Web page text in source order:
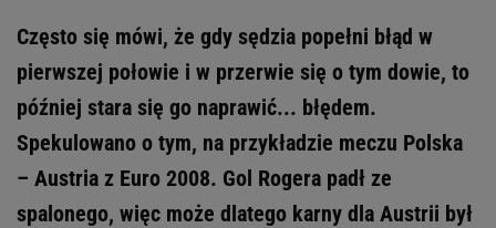
Często się mówi, że gdy sędzia popełni błąd w
pierwszej połowie i w przerwie się o tym dowie, to
później stara się go naprawić... błędem.
Spekulowano o tym, na przykładzie meczu Polska
– Austria z Euro 2008. Gol Rogera padł ze
spalonego, więc może dlatego karny dla Austrii był